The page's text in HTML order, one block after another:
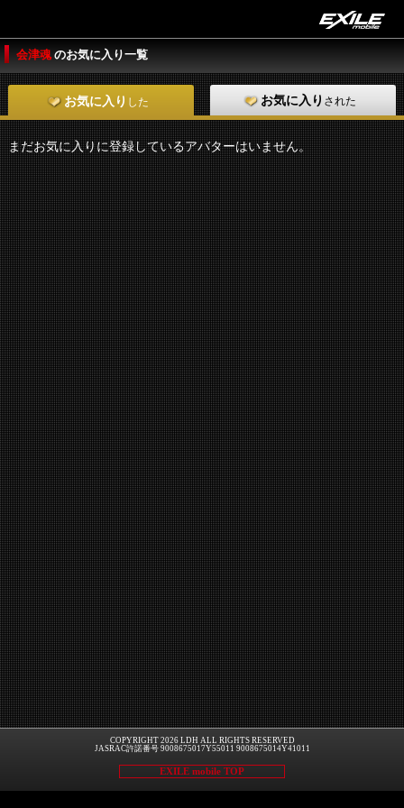
会津魂のお気に入り一覧
お気に入り した お気に入り された
まだお気に入りに登録しているアバターはいません。
COPYRIGHT 2026 LDH ALL RIGHTS RESERVED
JASRAC許諾番号 9008675017Y55011 9008675014Y41011
EXILE mobile TOP